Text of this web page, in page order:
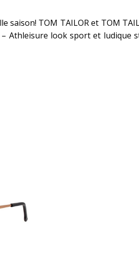
saison! TOM TAILOR et TOM
Athleisure look sport et ludique